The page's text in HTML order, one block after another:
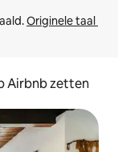
Originele taal
Airbnb zetten